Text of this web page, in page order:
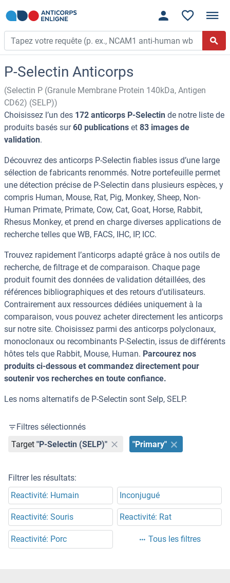
P-Selectin Anticorps
(Selectin P (Granule Membrane Protein 140kDa, Antigen
CD62) (SELP))
Choisissez l’un des 172 anticorps P-Selectin de notre liste de
produits basés sur60 publications et 83 images de
validation.
Découvrez des anticorps P-Selectin fiables issus d’une large
sélection de fabricants renommés. Notre portefeuille permet
une détection précise de P-Selectin dans plusieurs espèces, y
compris Human, Mouse, Rat, Pig, Monkey, Sheep, Non-
Human Primate, Primate, Cow, Cat, Goat, Horse, Rabbit,
Rhesus Monkey, et prend en charge diverses applications de
recherche telles que WB, FACS, IHC, IP, ICC.
Trouvez rapidement l’anticorps adapté grâce à nos outils de
recherche, de filtrage et de comparaison. Chaque page
produit fournit des données de validation détaillées, des
références bibliographiques et des retours d’utilisateurs.
Contrairement aux ressources dédiées uniquement à la
comparaison, vous pouvez acheter directement les anticorps
sur notre site. Choisissez parmi des anticorps polyclonaux,
monoclonaux ou recombinants P-Selectin, issus de différents
hôtes tels que Rabbit, Mouse, Human. Parcourez nos
produits ci-dessous et commandez directement pour
soutenir vos recherches en toute confiance.
Les noms alternatifs de P-Selectin sont Selp, SELP.
Filtres sélectionnés
Target "P-Selectin (SELP)" "Primary"
Filtrer les résultats:
Reactivité: Humain
Inconjugué
Reactivité: Souris Reactivité: Rat
Reactivité: Porc Tous les filtres